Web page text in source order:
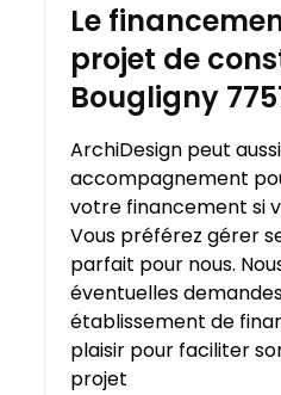
Le
projet de
Bougligny
ArchiDesign peut
accompagnement
votre financement si
Vous préférez gérer
parfait pour nous.
éventuelles
établissement de
plaisir pour faciliter
projet